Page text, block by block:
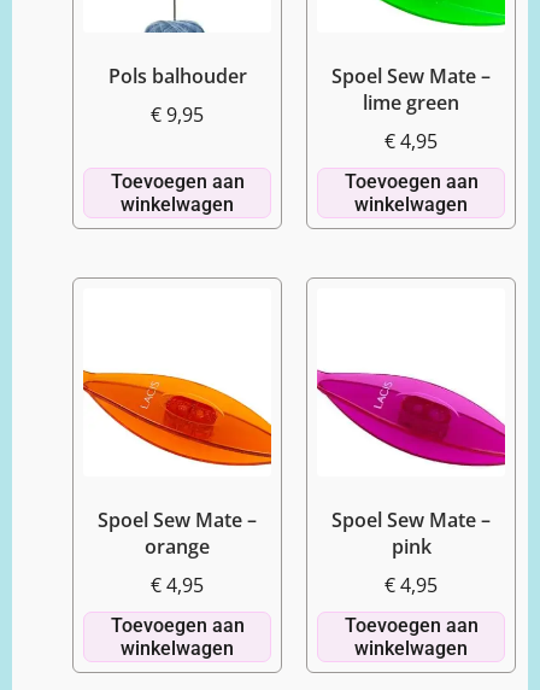
Pols balhouder
€9,95
Toevoegen aan
winkelwagen
Spoel Sew Mate –
lime green
€4,95
Toevoegen aan
winkelwagen
Spoel Sew Mate –
orange
€4,95
Toevoegen aan
winkelwagen
Spoel Sew Mate –
pink
€4,95
Toevoegen aan
winkelwagen